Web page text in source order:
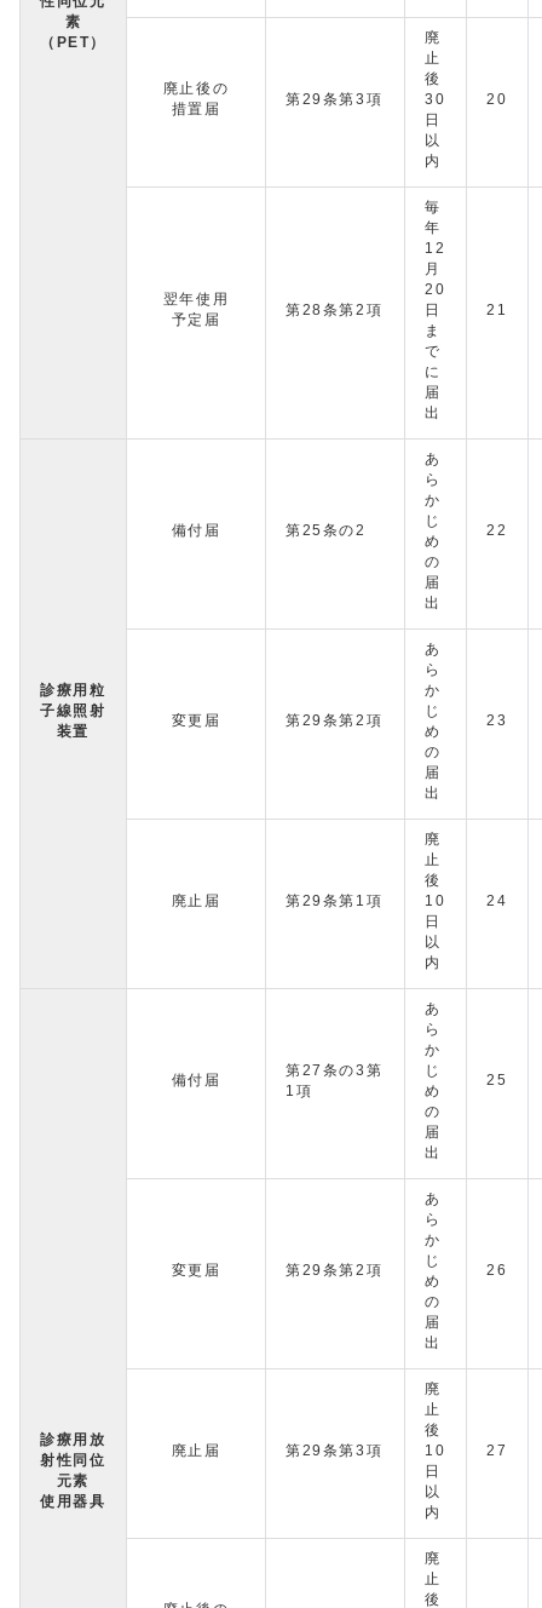
素
（PET）
廃止後の
措置届
第29条第3項
廃
止
後
30
日
以
内
20
翌年使用
予定届
第28条第2項
毎
年
12
月
20
日
ま
で
に
届
出
21
診療用粒
子線照射
装置
備付届 第25条の2
あ
ら
か
じ
め
の
届
出
22
変更届 第29条第2項
あ
ら
か
じ
め
の
届
出
23
廃止届 第29条第1項
廃
止
後
10
日
以
内
24
診療用放
射性同位
元素
使用器具
備付届
第27条の3第
1項
あ
ら
か
じ
め
の
届
出
25
変更届 第29条第2項
あ
ら
か
じ
め
の
届
出
26
廃止届 第29条第3項
廃
止
後
10
日
以
内
27
廃
止
後